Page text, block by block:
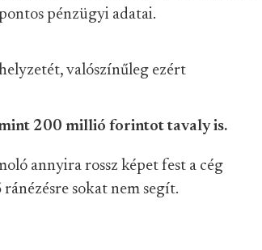
pénzügyi adatai.
valószínűleg ezért
200 millió forintot tavaly is.
annyira rossz képet fest a cég
sokat nem segít.